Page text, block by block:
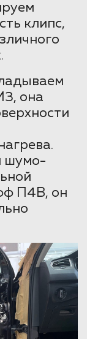
клипс,
она
шумо-
П4В, он